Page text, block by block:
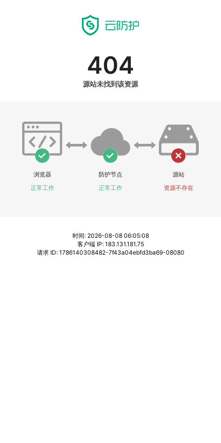
404
源站未找到该资源
浏览器
正常工作
防护节点
正常工作
源站
资源不存在
时间: 2026-08-08 06:05:08
客户端 IP: 183.131.181.75
请求 ID: 1786140308482-7f43a04ebfd3ba69-08080